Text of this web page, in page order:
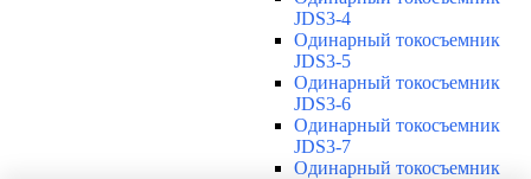
JDS3-4
Одинарный токосъемник
JDS3-5
Одинарный токосъемник
JDS3-6
Одинарный токосъемник
JDS3-7
Одинарный токосъемник